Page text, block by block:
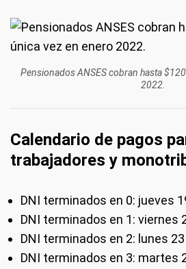
Pensionados ANSES cobran hasta
2022.
Calendario de pagos
trabajadores y
DNI terminados en 0: jueves
DNI terminados en 1: viernes
DNI terminados en 2: lunes
DNI terminados en 3: martes